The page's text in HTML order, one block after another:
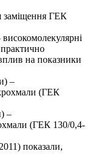
заміщення ГЕК
на показники
–
(ГЕК
–
(ГЕК 130/0,4-
показали,